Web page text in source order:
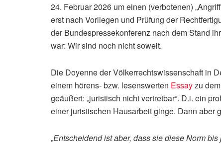
24. Februar 2026 um einen (verbotenen)
erst nach Vorliegen und Prüfung der
der Bundespressekonferenz nach dem Stand
war: Wir sind noch nicht soweit.
Die Doyenne der Völkerrechtswissenschaft in
einem hörens- bzw. lesenswerten Essayzu
geäußert: „juristisch nicht vertretbar“. D.i. ein
einer juristischen Hausarbeit ginge. Dann aber
„Entscheidend ist aber, dass sie diese Norm